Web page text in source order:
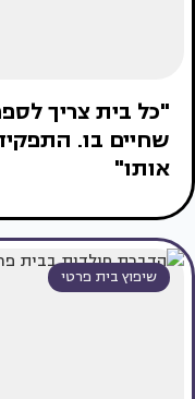
"כל בית צריך
שחיים בו.
אותו"
שיפוץ בית פרטי